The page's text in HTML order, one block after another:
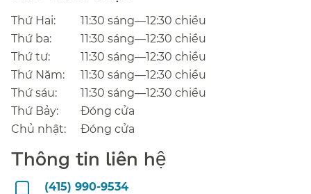
Thứ Hai:​​
11:30 sáng—12:30 chiều​​
Thứ ba:​​
11:30 sáng—12:30 chiều​​
Thứ tư:​​
11:30 sáng—12:30 chiều​​
Thứ Năm:​​
11:30 sáng—12:30 chiều​​
Thứ sáu:​​
11:30 sáng—12:30 chiều​​
Thứ Bảy:​​
Đóng cửa​​
Chủ nhật:​​
Đóng cửa​​
Thông tin liên hệ​​
(415) 990-9534​​